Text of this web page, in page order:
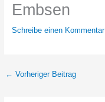
Embsen
Schreibe einen Kommentar
← Vorheriger Beitrag